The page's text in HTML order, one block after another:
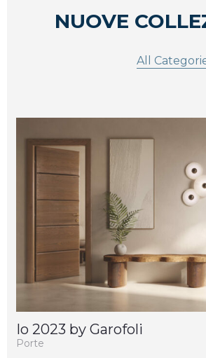
NUOVE
All
Io 2023 by Garofoli
Porte